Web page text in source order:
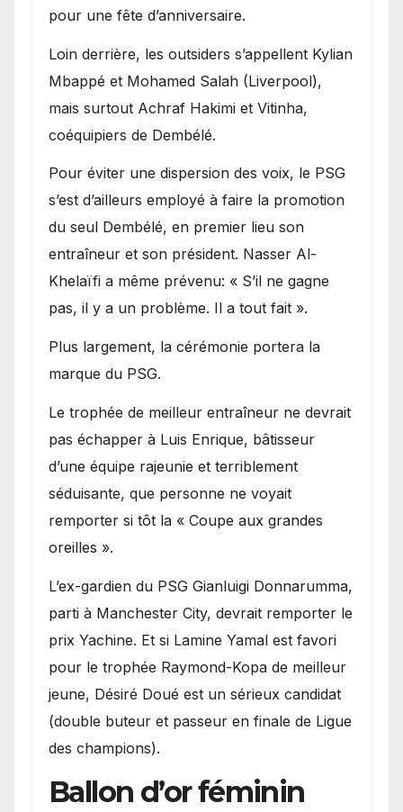
pour une fête d’anniversaire.
Loin derrière, les outsiders s’appellent Kylian
Mbappé et Mohamed Salah (Liverpool),
mais surtout Achraf Hakimi et Vitinha,
coéquipiers de Dembélé.
Pour éviter une dispersion des voix, le PSG
s’est d’ailleurs employé à faire la promotion
du seul Dembélé, en premier lieu son
entraîneur et son président. Nasser Al-
Khelaïfi a même prévenu: « S’il ne gagne
pas, il y a un problème. Il a tout fait ».
Plus largement, la cérémonie portera la
marque du PSG.
Le trophée de meilleur entraîneur ne devrait
pas échapper à Luis Enrique, bâtisseur
d’une équipe rajeunie et terriblement
séduisante, que personne ne voyait
remporter si tôt la « Coupe aux grandes
oreilles ».
L’ex-gardien du PSG Gianluigi Donnarumma,
parti à Manchester City, devrait remporter le
prix Yachine. Et si Lamine Yamal est favori
pour le trophée Raymond-Kopa de meilleur
jeune, Désiré Doué est un sérieux candidat
(double buteur et passeur en finale de Ligue
des champions).
Ballon d’or féminin